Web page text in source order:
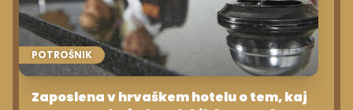
POTROŠNIK
Zaposlena v hrvaškem hotelu o tem, kaj